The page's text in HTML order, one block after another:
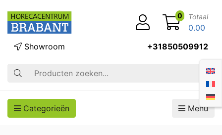
Zoek op
Showroom +31850509912
0 Totaal
0.00
Categorieën Menu